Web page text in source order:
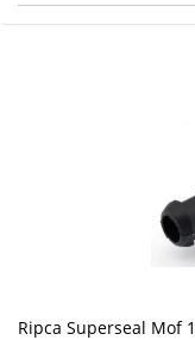
Ripca Superseal Mof